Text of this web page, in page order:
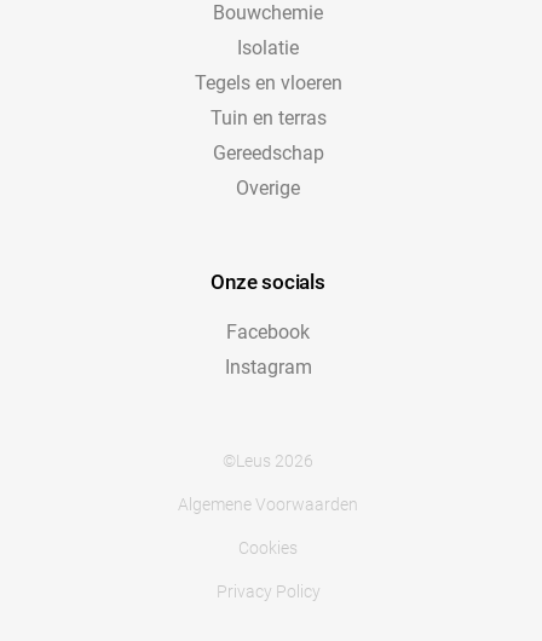
Bouwchemie
Isolatie
Tegels en vloeren
Tuin en terras
Gereedschap
Overige
Onze socials
Facebook
Instagram
©Leus 2026
Algemene Voorwaarden
Cookies
Privacy Policy